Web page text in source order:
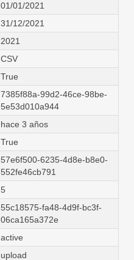
01/01/2021
31/12/2021
2021
CSV
True
7385f88a-99d2-46ce-98be-
5e53d010a944
hace 3 años
True
57e6f500-6235-4d8e-b8e0-
552fe46cb791
5
55c18575-fa48-4d9f-bc3f-
06ca165a372e
active
upload